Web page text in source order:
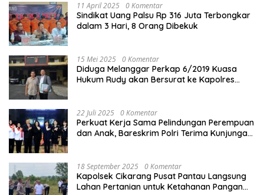
11 April 2025 0 Komentar
Sindikat Uang Palsu Rp 316 Juta Terbongkar
dalam 3 Hari, 8 Orang Dibekuk
15 Mei 2025 0 Komentar
Diduga Melanggar Perkap 6/2019 Kuasa
Hukum Rudy akan Bersurat ke Kapolres
22 Juli 2025 0 Komentar
Perkuat Kerja Sama Pelindungan Perempuan
dan Anak, Bareskrim Polri Terima Kunjungan
18 September 2025 0 Komentar
Kapolsek Cikarang Pusat Pantau Langsung
Lahan Pertanian untuk Ketahanan Pangan